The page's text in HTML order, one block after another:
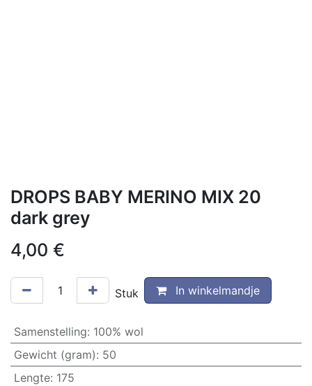
DROPS BABY MERINO MIX 20
dark grey
4,00 €
Stuk In winkelmandje
Samenstelling: 100% wol
Gewicht (gram): 50
Lengte: 175